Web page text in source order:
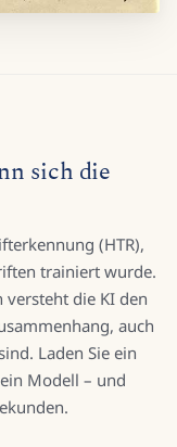
sich die
(HTR),
trainiert wurde.
versteht die KI den
auch
Laden Sie ein
Modell – und